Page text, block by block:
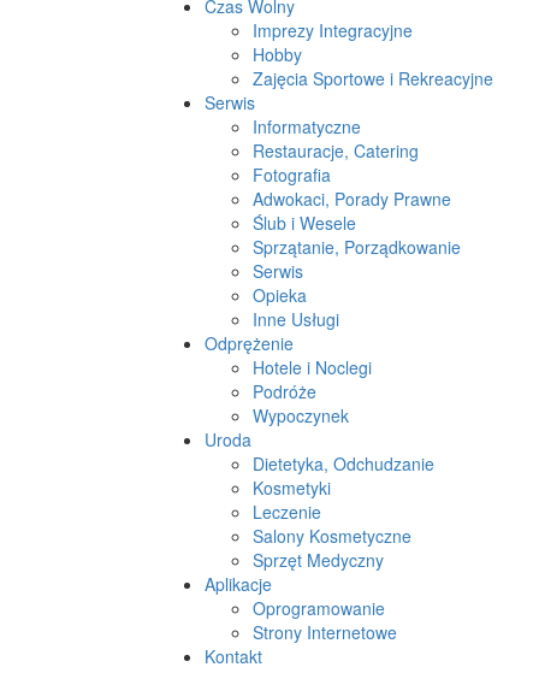
Czas Wolny
Imprezy Integracyjne
Hobby
Zajęcia Sportowe i Rekreacyjne
Serwis
Informatyczne
Restauracje, Catering
Fotografia
Adwokaci, Porady Prawne
Ślub i Wesele
Sprzątanie, Porządkowanie
Serwis
Opieka
Inne Usługi
Odprężenie
Hotele i Noclegi
Podróże
Wypoczynek
Uroda
Dietetyka, Odchudzanie
Kosmetyki
Leczenie
Salony Kosmetyczne
Sprzęt Medyczny
Aplikacje
Oprogramowanie
Strony Internetowe
Kontakt